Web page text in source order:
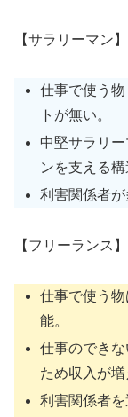
【サラリーマン】
仕事で使う
トが無い。
中堅サラリ
ンを支える構
利害関係者が
【フリーランス】
仕事で使う
能。
仕事のでき
ため収入が増
利害関係者